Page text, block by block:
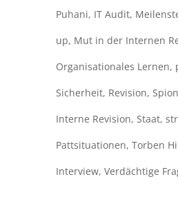
Puhani, IT Audit,
up, Mut in der Internen
Organisationales Lernen,
Sicherheit, Revision,
Interne Revision, Staat,
Pattsituationen, Torben
Interview, Verdächtige